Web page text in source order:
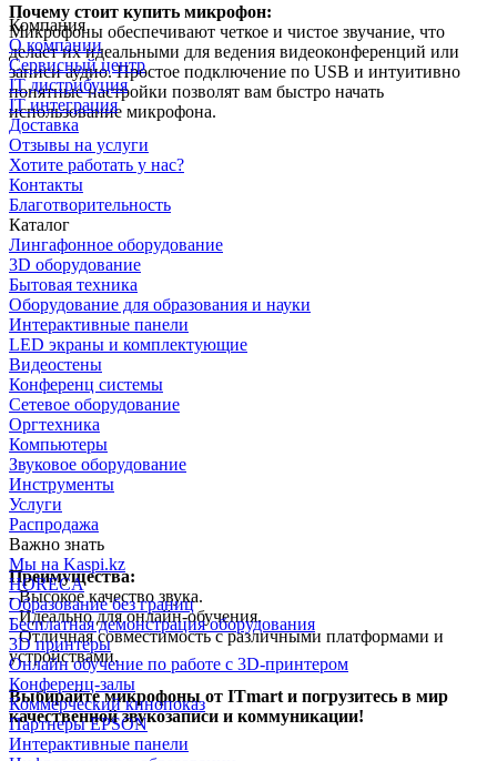
Почему стоит купить микрофон:
Микрофоны обеспечивают четкое и чистое звучание, что
делает их идеальными для ведения видеоконференций или
записи аудио. Простое подключение по USB и интуитивно
понятные настройки позволят вам быстро начать
использование микрофона.
Преимущества:
- Высокое качество звука.
- Идеально для онлайн-обучения.
- Отличная совместимость с различными платформами и
устройствами.
Выбирайте микрофоны от ITmart и погрузитесь в мир
качественной звукозаписи и коммуникации!
Компания
О компании
Сервисный центр
IT дистрибуция
IT интеграция
Доставка
Отзывы на услуги
Хотите работать у нас?
Контакты
Благотворительность
Каталог
Лингафонное оборудование
3D оборудование
Бытовая техника
Оборудование для образования и науки
Интерактивные панели
LED экраны и комплектующие
Видеостены
Конференц системы
Сетевое оборудование
Оргтехника
Компьютеры
Звуковое оборудование
Инструменты
Услуги
Распродажа
Важно знать
Мы на Kaspi.kz
HORECA
Образование без границ
Бесплатная демонстрация оборудования
3D принтеры
Онлайн обучение по работе с 3D-принтером
Конференц-залы
Коммерческий кинопоказ
Партнеры EPSON
Интерактивные панели